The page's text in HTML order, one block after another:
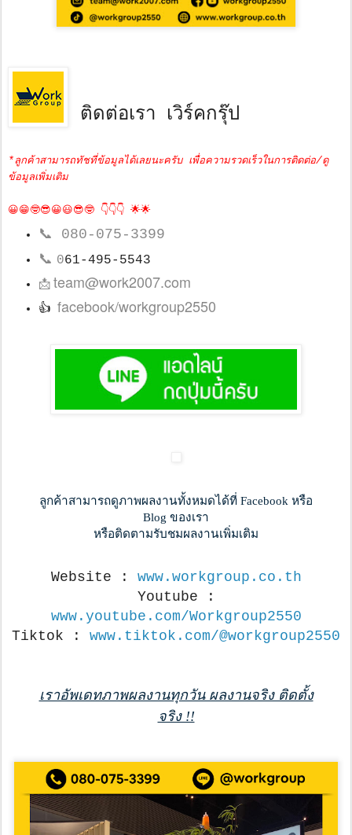
ติดต่อเรา เวิร์คกรุ๊ป
*ลูกค้าสามารถทัชที่ข้อมูลได้เลยนะครับ เพื่อความรวดเร็วในการติดต่อ/ดู
ข้อมูลเพิ่มเติม
😀😁🤓😎😀😃😎🤓 👇👇👇 🌟🌟
📞 080-075-3399
📞 061-495-5543
📩team@work2007.com
👍 facebook/workgroup2550
ลูกค้าสามารถดูภาพผลงานทั้งหมดได้ที่ Facebook หรือ
Blog ของเรา
หรือติดตามรับชมผลงานเพิ่มเติม
Website : www.workgroup.co.th
Youtube :
www.youtube.com/Workgroup2550
Tiktok : www.tiktok.com/@workgroup2550
เราอัพเดทภาพผลงานทุกวัน ผลงานจริง ติดตั้ง
จริง !!